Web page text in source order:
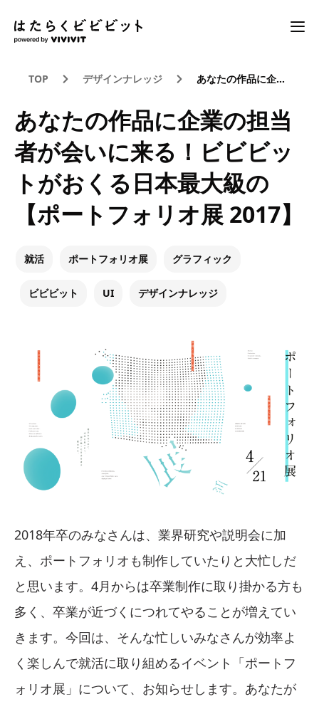
TOP デザインナレッジ あなたの作品に企業の担当者が会いに来る！ビビビットがおくる日本最大級の【ポートフォリオ展 2017】
あなたの作品に企業の担当
者が会いに来る！ビビビッ
トがおくる日本最大級の
【ポートフォリオ展 2017】
就活 ポートフォリオ展 グラフィック
ビビビット UI デザインナレッジ
2018年卒のみなさんは、業界研究や説明会に加
え、ポートフォリオも制作していたりと大忙しだ
と思います。4月からは卒業制作に取り掛かる方も
多く、卒業が近づくにつれてやることが増えてい
きます。今回は、そんな忙しいみなさんが効率よ
く楽しんで就活に取り組めるイベント「ポートフ
ォリオ展」について、お知らせします。あなたが